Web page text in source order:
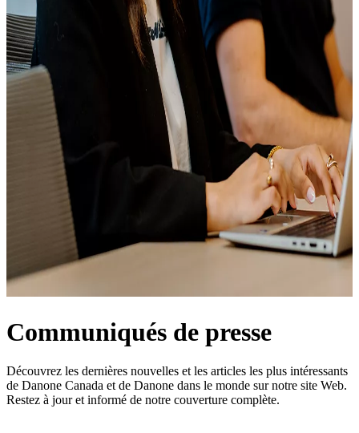
Communiqués de presse
Découvrez les dernières nouvelles et les articles les plus intéressants
de Danone Canada et de Danone dans le monde sur notre site Web.
Restez à jour et informé de notre couverture complète.